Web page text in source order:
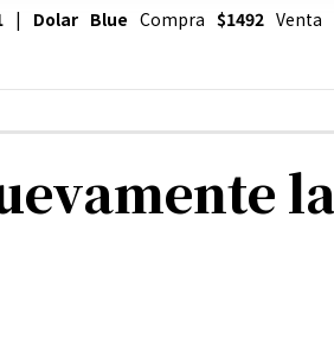
| Dolar Blue Compra $1492Venta